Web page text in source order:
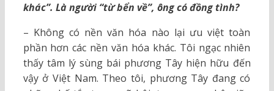
khác”. Là người “từ bển về”, ông có đồng tình?
– Không có nền văn hóa nào lại ưu việt toàn
phần hơn các nền văn hóa khác. Tôi ngạc nhiên
thấy tâm lý sùng bái phương Tây hiện hữu đến
vậy ở Việt Nam. Theo tôi, phương Tây đang có